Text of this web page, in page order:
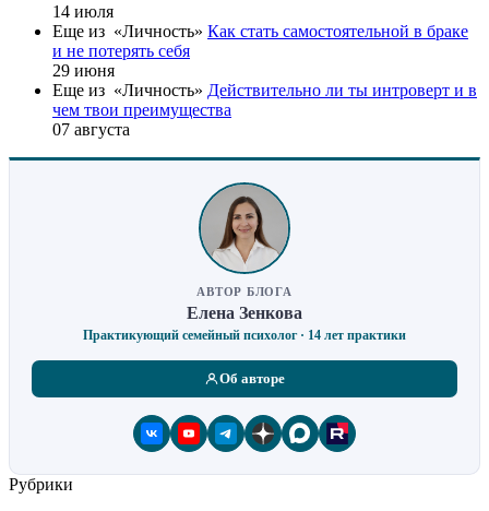
14 июля
Еще из «Личность» Как стать самостоятельной в браке
и не потерять себя
29 июня
Еще из «Личность» Действительно ли ты интроверт и в
чем твои преимущества
07 августа
АВТОР БЛОГА
Елена Зенкова
Практикующий семейный психолог · 14 лет практики
Об авторе
Рубрики